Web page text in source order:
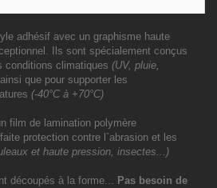
adhésif avec un graphisme haute
Ils sont spécialement conçus
conditions climatiques (UV, pluie,
ainsi que pour supporter les
(-40°C à +70°C)
film de lamination polymère
protection contre l`abrasion et les
et haute pression, insectes...)
découpés à la forme... Pas besoin de